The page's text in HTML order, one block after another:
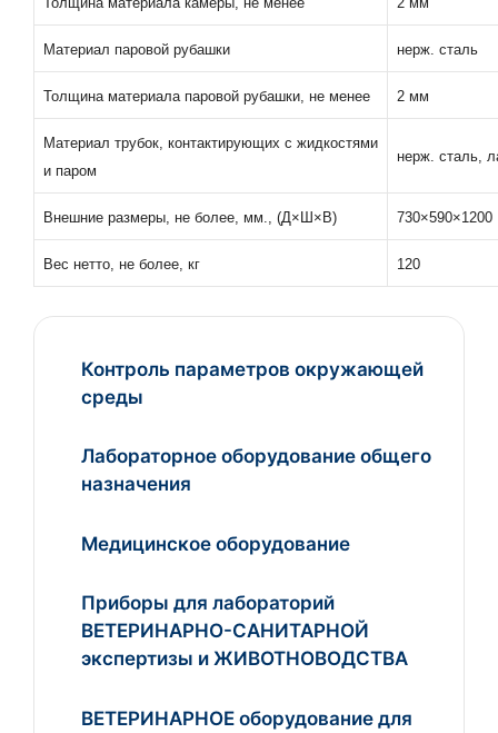
Материал паровой рубашки нерж. сталь
Толщина материала паровой рубашки, не менее 2 мм
Материал трубок, контактирующих с жидкостями
и паром
нерж. сталь,
Внешние размеры, не более, мм., (Д×Ш×В) 730×590×1200
Вес нетто, не более, кг 120
Контроль параметров окружающей
среды
Лабораторное оборудование общего
назначения
Медицинское оборудование
Приборы для лабораторий
ВЕТЕРИНАРНО-САНИТАРНОЙ
экспертизы и ЖИВОТНОВОДСТВА
ВЕТЕРИНАРНОЕ оборудование для